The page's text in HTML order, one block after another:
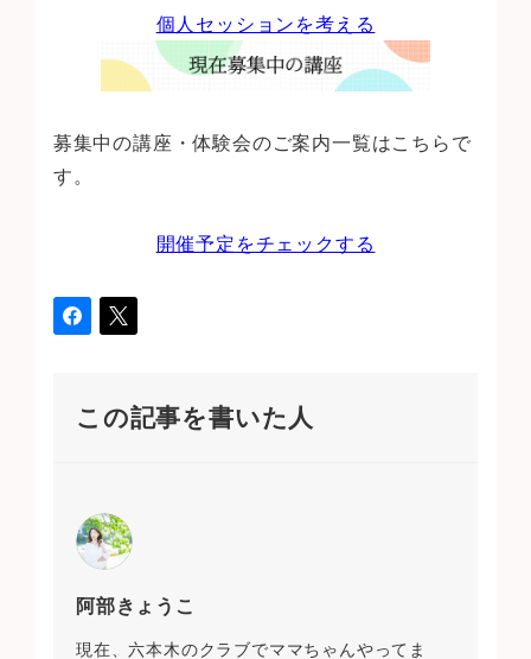
個人セッションを考える
募集中の講座・体験会のご案内一覧はこちらで
す。
開催予定をチェックする
この記事を書いた人
阿部きょうこ
現在、六本木のクラブでママちゃんやってま